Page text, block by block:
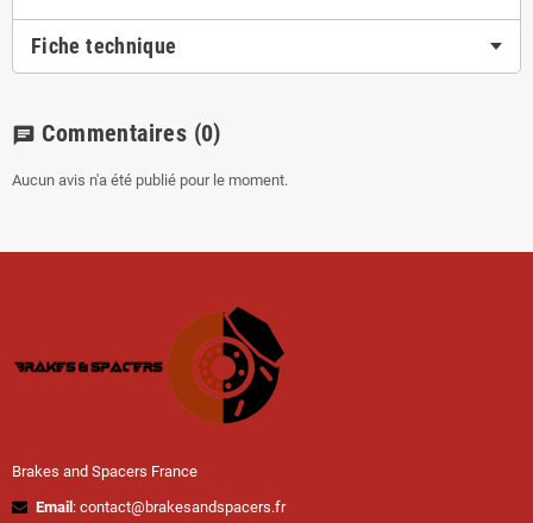
Fiche technique
chat Commentaires (0)
Aucun avis n'a été publié pour le moment.
Brakes and Spacers France
Email : contact@brakesandspacers.fr